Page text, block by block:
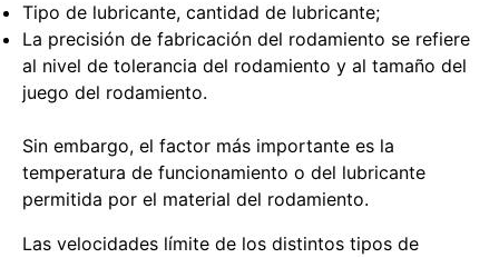
Tipo de lubricante, cantidad de lubricante;
La precisión de fabricación del rodamiento se refiere
al nivel de tolerancia del rodamiento y al tamaño del
juego del rodamiento.
Sin embargo, el factor más importante es la
temperatura de funcionamiento o del lubricante
permitida por el material del rodamiento.
Las velocidades límite de los distintos tipos de